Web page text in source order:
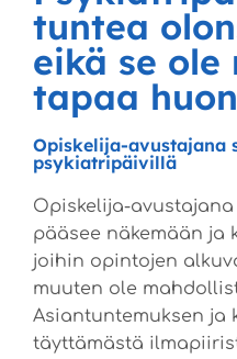
tuntea
eikä se ole
tapaa
Opiskelija-avustajana
psykiatripäivillä
Opiskelija-
pääsee näkemään ja
joihin opintojen
muuten ole
Asiantuntemuksen ja
täyttämästä